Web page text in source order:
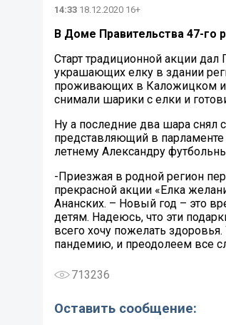
14:33 18.12.2020 16+
В Доме Правительства 47-го
Старт традиционной акции
украшающих елку в здании
проживающих в Каложицком и
снимали шарики с елки и
Ну а последние два шара снял
представляющий в
летнему Александру
-Приезжая в родной регион
прекрасной акции «Елка
Ананских. – Новый год – это
детям. Надеюсь, что эти
всего хочу пожелать
пандемию, и преодолеем все
713236
Оставить сообщение: